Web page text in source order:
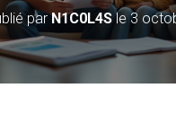
parN1C0L4Sle3